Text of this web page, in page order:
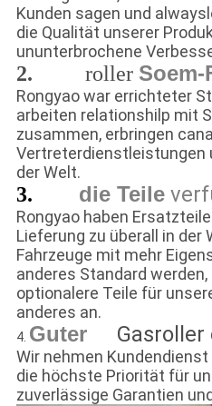
Kunden sagen und
die Qualität unserer
ununterbrochene
2. roller
Rongyao war errichteter
arbeiten relationshilp mit
zusammen, erbringen
Vertreterdienstleistungen
der Welt.
3. die Teile
Rongyao haben
Lieferung zu überall in der
Fahrzeuge mit mehr
anderes Standard
optionalere Teile für
anderes an.
4. Guter Gasroller
Wir nehmen
die höchste Priorität für
zuverlässige Garantien